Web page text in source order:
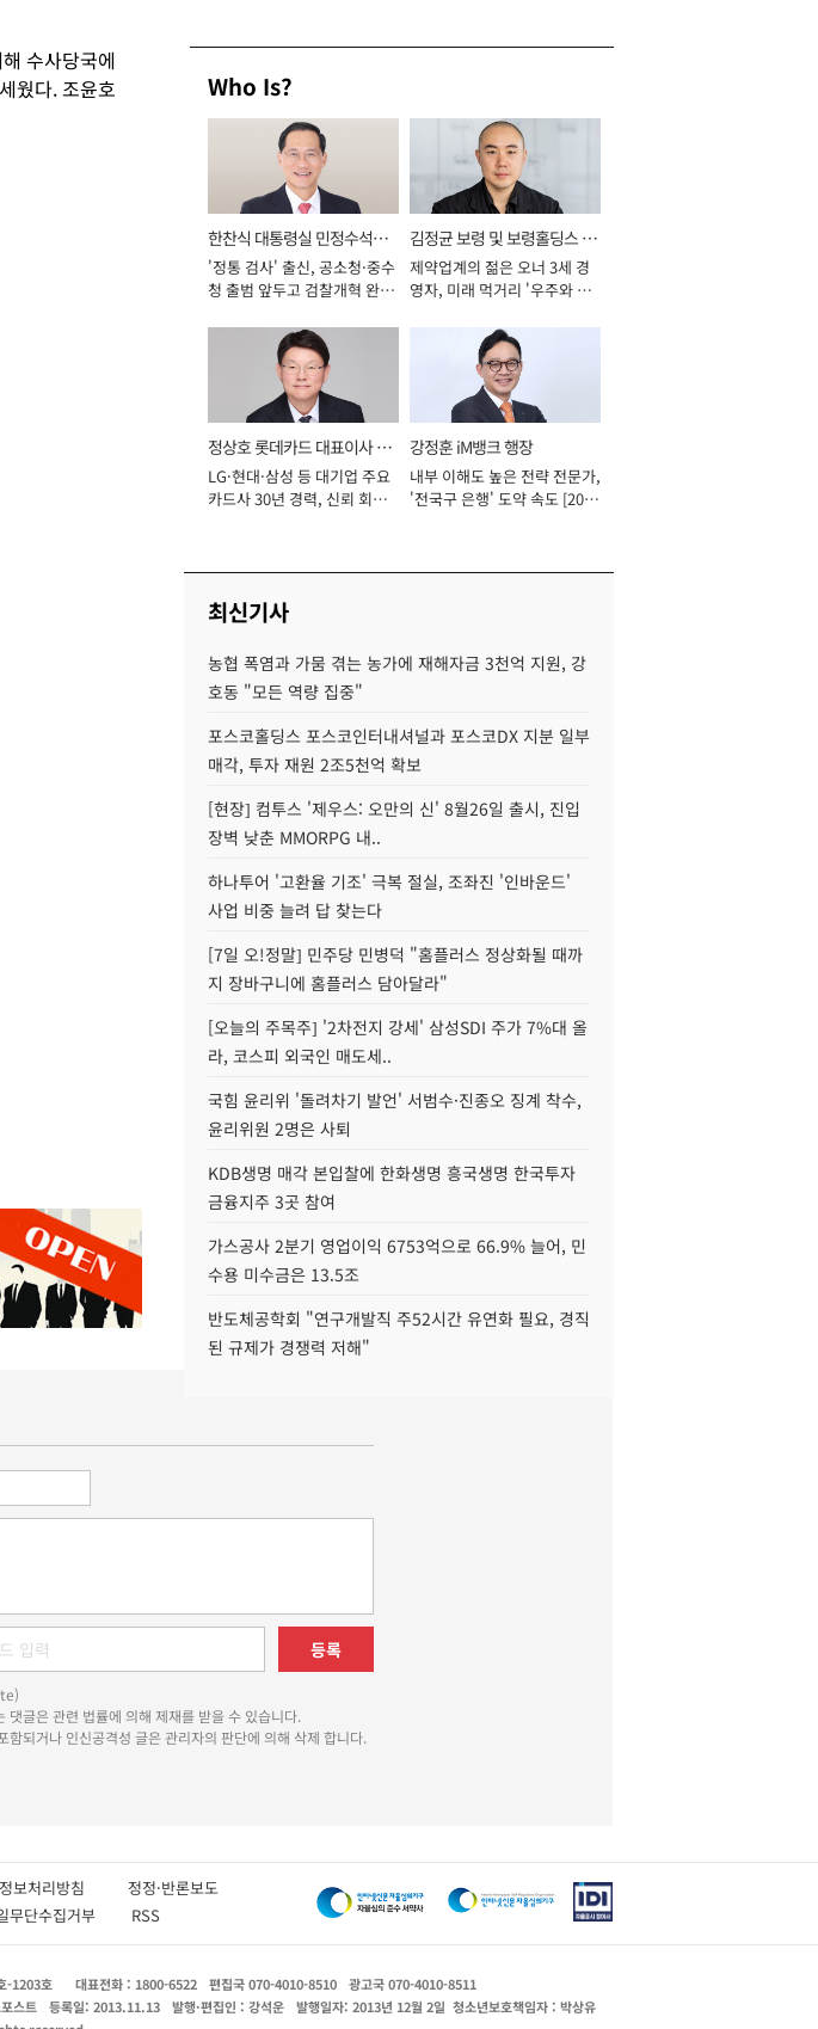
수사당국에
웠다. 조윤호
Who Is?
한찬식 대통령실 민정수석비
서관
'정통 검사' 출신, 공소청·중수
청 출범 앞두고 검찰개혁 완수
김정균 보령 및 보령홀딩스 대
표이사 사장
제약업계의 젊은 오너 3세 경
영자, 미래 먹거리 '우주와 헬
정상호 롯데카드 대표이사 사
장
LG·현대·삼성 등 대기업 주요
카드사 30년 경력, 신뢰 회복
강정훈 iM뱅크 행장
내부 이해도 높은 전략 전문가,
'전국구 은행' 도약 속도 [2026
최신기사
농협 폭염과 가뭄 겪는 농가에 재해자금 3천억 지원, 강
호동 "모든 역량 집중"
포스코홀딩스 포스코인터내셔널과 포스코DX 지분 일부
매각, 투자 재원 2조5천억 확보
[현장] 컴투스 '제우스: 오만의 신' 8월26일 출시, 진입
장벽 낮춘 MMORPG 내..
하나투어 '고환율 기조' 극복 절실, 조좌진 '인바운드'
사업 비중 늘려 답 찾는다
[7일 오!정말] 민주당 민병덕 "홈플러스 정상화될 때까
지 장바구니에 홈플러스 담아달라"
[오늘의 주목주] '2차전지 강세' 삼성SDI 주가 7%대 올
라, 코스피 외국인 매도세..
국힘 윤리위 '돌려차기 발언' 서범수·진종오 징계 착수,
윤리위원 2명은 사퇴
KDB생명 매각 본입찰에 한화생명 흥국생명 한국투자
금융지주 3곳 참여
가스공사 2분기 영업이익 6753억으로 66.9% 늘어, 민
수용 미수금은 13.5조
반도체공학회 "연구개발직 주52시간 유연화 필요, 경직
된 규제가 경쟁력 저해"
등록
글은 관련 법률에 의해 제재를 받을 수 있습니다.
되거나 인신공격성 글은 관리자의 판단에 의해 삭제 합니다.
정보처리방침 정정·반론보도
무단수집거부 RSS
-1203호 대표전화 : 1800-6522 편집국 070-4010-8510
광고국 070-4010-8511
스트 등록일: 2013.11.13 발행·편집인 : 강석운 발행일자: 2013년 12월 2일 청소년보호책임자 : 박상유